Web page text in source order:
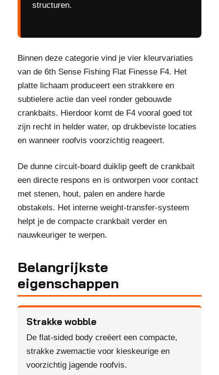
structuren.
Binnen deze categorie vind je vier kleurvariaties
van de 6th Sense Fishing Flat Finesse F4. Het
platte lichaam produceert een strakkere en
subtielere actie dan veel ronder gebouwde
crankbaits. Hierdoor komt de F4 vooral goed tot
zijn recht in helder water, op drukbeviste locaties
en wanneer roofvis voorzichtig reageert.
De dunne circuit-board duiklip geeft de crankbait
een directe respons en is ontworpen voor contact
met stenen, hout, palen en andere harde
obstakels. Het interne weight-transfer-systeem
helpt je de compacte crankbait verder en
nauwkeuriger te werpen.
Belangrijkste
eigenschappen
Strakke wobble
De flat-sided body creëert een compacte,
strakke zwemactie voor kieskeurige en
voorzichtig jagende roofvis.